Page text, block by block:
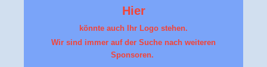
Hier
könnte auch Ihr Logo stehen.
Wir sind immer auf der Suche nach weiteren
Sponsoren.